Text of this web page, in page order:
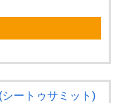
ートゥサミット)